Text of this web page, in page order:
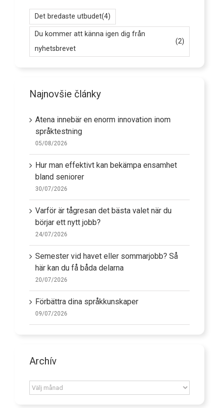
Det bredaste utbudet(4)
Du kommer att känna igen dig från
nyhetsbrevet
(2)
Najnovšie články
Atena innebär en enorm innovation inom
språktestning
05/08/2026
Hur man effektivt kan bekämpa ensamhet
bland seniorer
30/07/2026
Varför är tågresan det bästa valet när du
börjar ett nytt jobb?
24/07/2026
Semester vid havet eller sommarjobb? Så
här kan du få båda delarna
20/07/2026
Förbättra dina språkkunskaper
09/07/2026
Archív
Archív